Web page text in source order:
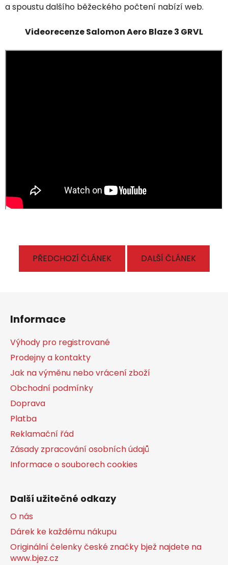
a spoustu dalšího běžeckého počtení nabízí web.
Videorecenze Salomon Aero Blaze 3 GRVL
PŘEDCHOZÍ ČLÁNEK DALŠÍ ČLÁNEK
Informace
Výhody pro registrované
Prodejny a kontakty
Jak na výměnu nebo vrácení zboží
Obchodní podmínky
Doprava
Platba
Reklamační řád
Zásady zpracování osobních údajů
Informace o souborech cookies
Další užitečné odkazy
O nás
Dárek ke každému nákupu
Originální čelenky české značky bjež najdete na
www.bjez.cz